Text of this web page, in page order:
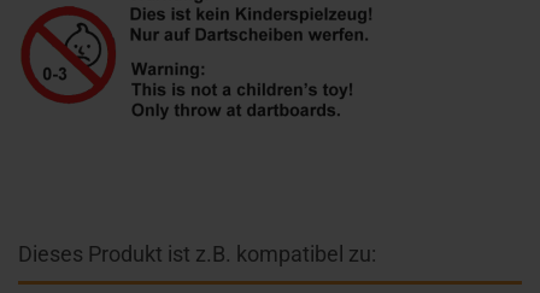
Dieses Produkt ist z.B. kompatibel zu: